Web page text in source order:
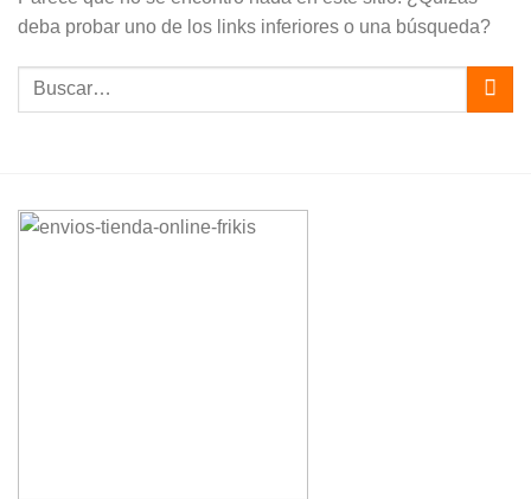
deba probar uno de los links inferiores o una búsqueda?